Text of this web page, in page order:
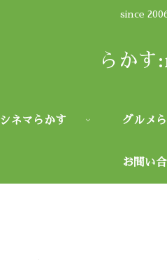
since
らかす
シネマらかす グルメ
お問い